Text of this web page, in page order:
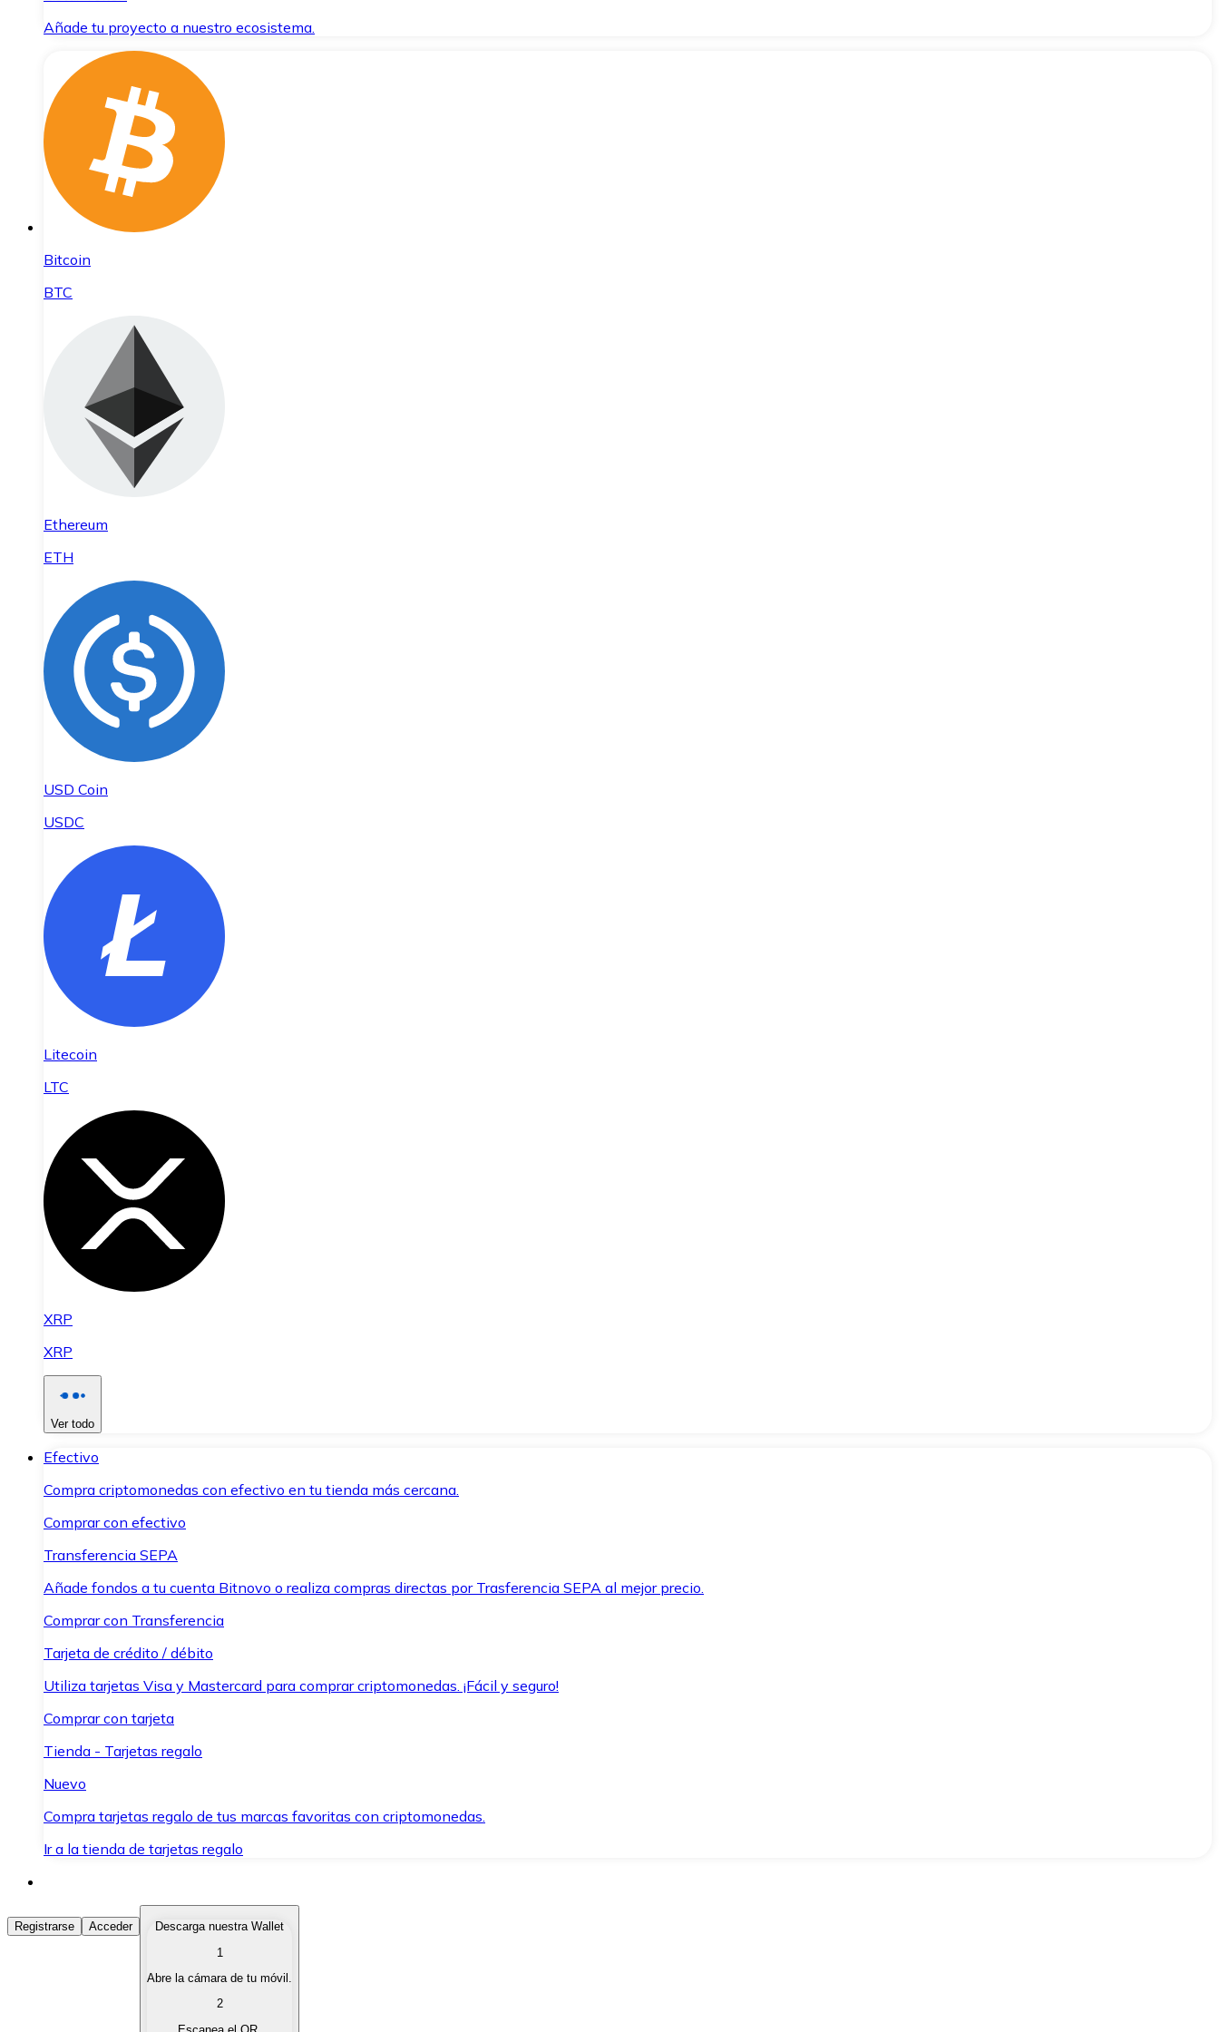
Añade tu proyecto a nuestro ecosistema.
Bitcoin
BTC
Ethereum
ETH
USD Coin
USDC
Litecoin
LTC
XRP
XRP
Ver todo
Efectivo
Compra criptomonedas con efectivo en tu tienda más cercana.
Comprar con efectivo
Transferencia SEPA
Añade fondos a tu cuenta Bitnovo o realiza compras directas por Trasferencia SEPA al mejor precio.
Comprar con Transferencia
Tarjeta de crédito / débito
Utiliza tarjetas Visa y Mastercard para comprar criptomonedas. ¡Fácil y seguro!
Comprar con tarjeta
Tienda - Tarjetas regalo
Nuevo
Compra tarjetas regalo de tus marcas favoritas con criptomonedas.
Ir a la tienda de tarjetas regalo
Comprar Criptomonedas
Compra criptomonedas con diferentes métodos de pago.
Vende tus criptomonedas de forma rápida y segura.
Registrarse Acceder
Descarga nuestra Wallet
1
Abre la cámara de tu móvil.
2